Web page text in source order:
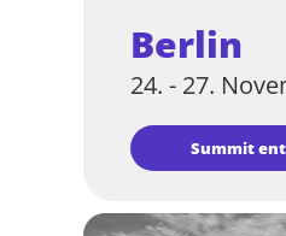
Berlin
24. - 27.
Summit